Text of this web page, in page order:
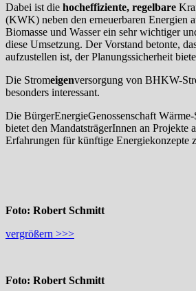
Dabei ist die hocheffiziente, regelbare
(KWK) neben den erneuerbaren Energien
Biomasse und Wasser ein sehr wichtiger
diese Umsetzung. Der Vorstand betonte,
aufzustellen ist, der Planungssicherheit
Die Stromeigenversorgung von BHKW-
besonders interessant.
Die BürgerEnergieGenossenschaft
bietet den MandatsträgerInnen an Projekte
Erfahrungen für künftige Energiekonzepte
Foto: Robert Schmitt
vergrößern >>>
Foto: Robert Schmitt